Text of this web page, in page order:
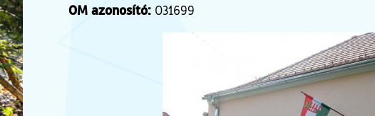
OM azonosító: 031699